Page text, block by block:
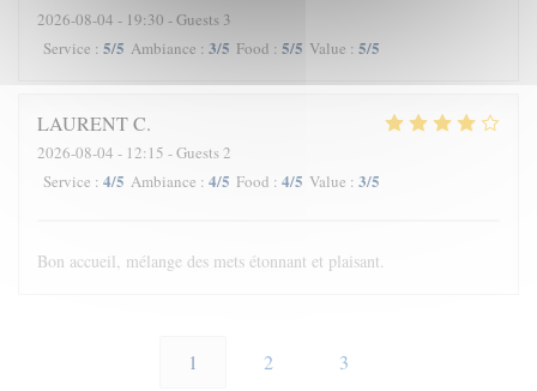
2026-08-04 - 19:30 - Guests 3
Service : 5/5 Ambiance : 3/5 Food : 5/5 Value : 5/5
LAURENTC
2026-08-04 - 12:15 - Guests 2
Service : 4/5 Ambiance : 4/5 Food : 4/5 Value : 3/5
Bon accueil, mélange des mets étonnant et plaisant.
1 2 3